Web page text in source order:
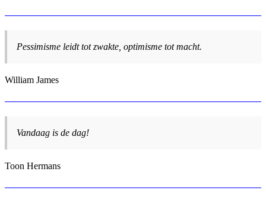
Pessimisme leidt tot zwakte, optimisme tot macht.
William James
Vandaag is de dag!
Toon Hermans